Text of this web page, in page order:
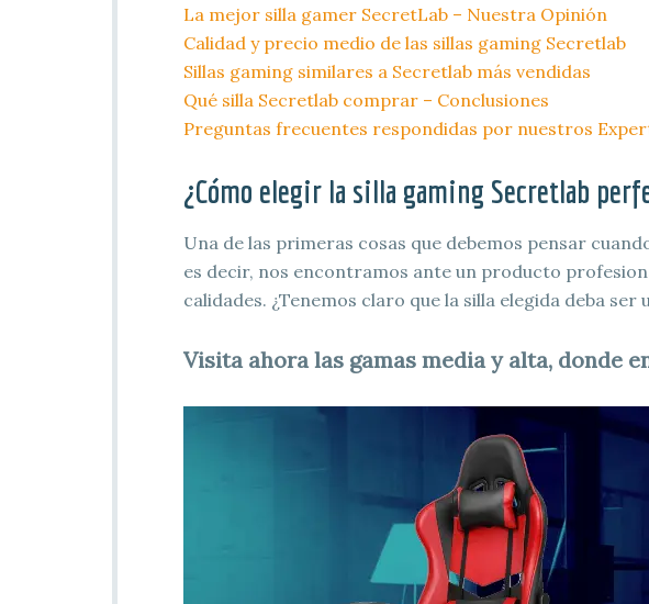
La mejor silla gamer SecretLab – Nuestra Opinión
Calidad y precio medio de las sillas gaming Secretlab
Sillas gaming similares a Secretlab más vendidas
Qué silla Secretlab comprar – Conclusiones
Preguntas frecuentes respondidas por nuestros
¿Cómo elegir la silla gaming Secretlab
Una de las primeras cosas que debemos pensar
es decir, nos encontramos ante un producto
calidades. ¿Tenemos claro que la silla elegida deba
Visita ahora las gamas media y alta, donde